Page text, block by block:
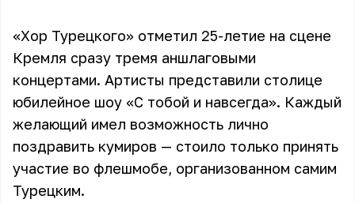
«Хор Турецкого» отметил 25-летие на сцене
Кремля сразу тремя аншлаговыми
концертами. Артисты представили столице
юбилейное шоу «С тобой и навсегда». Каждый
желающий имел возможность лично
поздравить кумиров — стоило только принять
участие во флешмобе, организованном самим
Турецким.